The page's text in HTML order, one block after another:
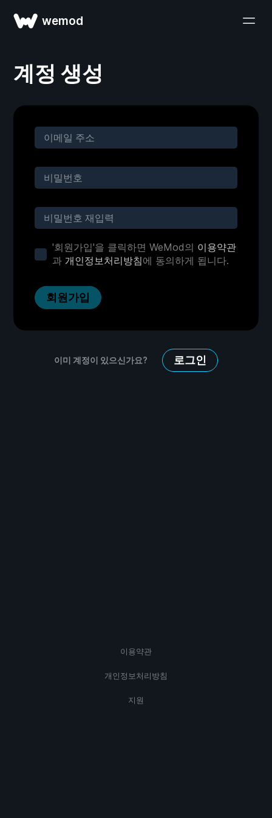
wemod
계정 생성
회원가입
'회원가입'을 클릭하면 WeMod의 이용약관
과 개인정보처리방침에 동의하게 됩니다.
이미 계정이 있으신가요? 로그인
이용약관
개인정보처리방침
지원